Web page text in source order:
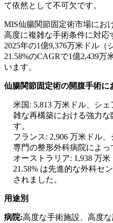
て依然として不可欠です。
MIS仙腸関節固定術市場にお
高度に複雑な手術条件に対応
2025年の1億9,376万米ドル（
21.58%のCAGRで1億2,439
います。
仙腸関節固定術の開腹手術に
米国: 5,813 万米ドル、シェ
雑な再構築における強力
す。
フランス: 2,906 万米ドル
専門の整形外科病院によっ
オーストラリア: 1,938 万
21.58% は先進的な外科セ
されました。
用途別
病院:高度な手術施設、高度